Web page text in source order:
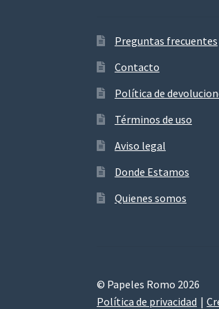
Preguntas frecuentes
Contacto
Política de
Términos de uso
Aviso legal
Donde Estamos
Quienes somos
© Papeles Romo 2026
Política de privacidad